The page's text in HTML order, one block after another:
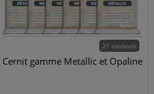
21 couleurs
Cernit gamme Metallic et Opaline